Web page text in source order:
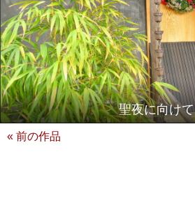
聖夜に向けて
« 前の作品